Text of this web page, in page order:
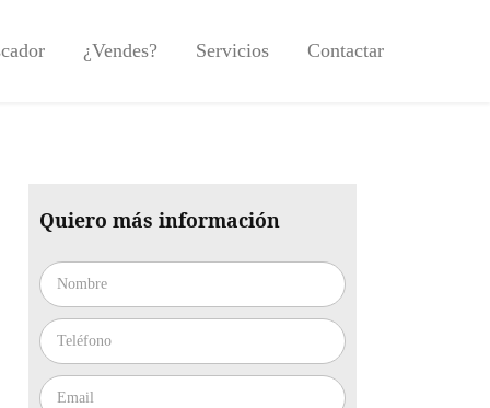
¿Vendes? Servicios Contactar
Quiero más información